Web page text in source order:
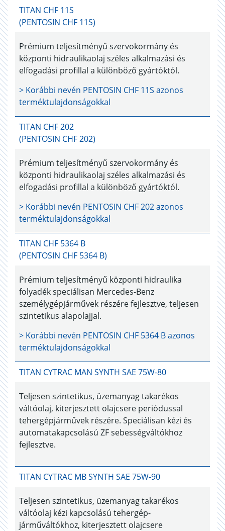
TITAN CHF 11S
(PENTOSIN CHF 11S)
Prémium teljesítményű szervokormány és
központi hidraulikaolaj széles alkalmazási és
elfogadási profillal a különböző gyártóktól.
> Korábbi nevén PENTOSIN CHF 11S azonos
terméktulajdonságokkal
TITAN CHF 202
(PENTOSIN CHF 202)
Prémium teljesítményű szervokormány és
központi hidraulikaolaj széles alkalmazási és
elfogadási profillal a különböző gyártóktól.
> Korábbi nevén PENTOSIN CHF 202azonos
terméktulajdonságokkal
TITAN CHF 5364 B
(PENTOSIN CHF 5364 B)
Prémium teljesítményű központi hidraulika
folyadék speciálisan Mercedes-Benz
személygépjárművek részére fejlesztve, teljesen
szintetikus alapolajjal.
> Korábbi nevén PENTOSIN CHF 5364 Bazonos
terméktulajdonságokkal
TITAN CYTRAC MAN SYNTH SAE 75W-80
Teljesen szintetikus, üzemanyag takarékos
váltóolaj, kiterjesztett olajcsere periódussal
tehergépjárművek részére. Speciálisan kézi és
automatakapcsolású ZF sebességváltókhoz
fejlesztve.
TITAN CYTRAC MB SYNTH SAE 75W-90
Teljesen szintetikus, üzemanyag takarékos
váltóolaj kézi kapcsolású tehergép-
járműváltókhoz, kiterjesztett olajcsere